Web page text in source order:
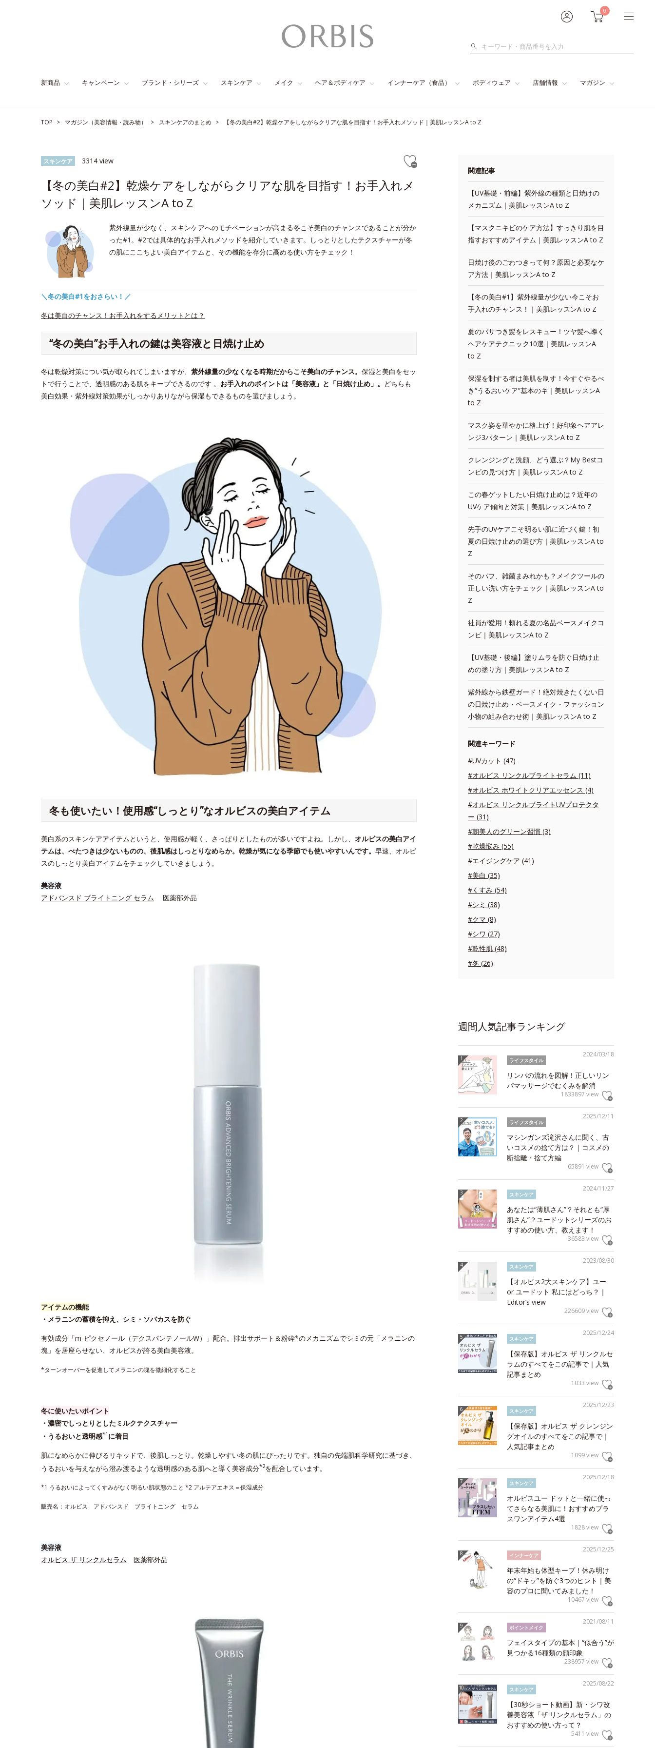
0
検
新商品 キャンペーン ブランド・シリーズ スキンケア メイク ヘア＆ボディケア インナーケア（食品） ボディウェア 店舗情報 マガジン
TOP マガジン（美容情報・読み物） スキンケアのまとめ 【冬の美白#2】乾燥ケアをしながらクリアな肌を目指す！お手入れメソッド｜美肌レッスンA to Z
スキンケア 3314 view
【冬の美白#2】乾燥ケアをしながらクリアな肌を目指す！お手入れメ
ソッド｜美肌レッスンA to Z
紫外線量が少なく、スキンケアへのモチベーションが高まる冬こそ美白のチャンスであることが分か
った#1。#2では具体的なお手入れメソッドを紹介していきます。しっとりとしたテクスチャーが冬
の肌にここちよい美白アイテムと、その機能を存分に高める使い方をチェック！
＼冬の美白#1をおさらい！／
冬は美白のチャンス！お手入れをするメリットとは？
“冬の美白”お手入れの鍵は美容液と日焼け止め
冬は乾燥対策につい気が取られてしまいますが、 紫外線量の少なくなる時期だからこそ美白のチャンス。 保湿と美白をセッ
トで行うことで、透明感のある肌をキープできるのです 。 お手入れのポイントは「美容液」と「日焼け止め」。 どちらも
美白効果・紫外線対策効果がしっかりありながら保湿もできるものを選びましょう。
冬も使いたい！使用感“しっとり”なオルビスの美白アイテム
美白系のスキンケアアイテムというと、使用感が軽く、さっぱりとしたものが多いですよね。しかし、 オルビスの美白アイ
テムは、べたつきは少ないものの、後肌感はしっとりなめらか。乾燥が気になる季節でも使いやすいんです。 早速、オルビ
スのしっとり美白アイテムをチェックしていきましょう。
美容液
アドバンスド ブライトニング セラム 医薬部外品
アイテムの機能
・メラニンの蓄積を抑え、シミ・ソバカスを防ぐ
有効成分「m-ピクセノール （デクスパンテノールW）
」配合。排出サポート＆粉砕*のメカニズムでシミの元「メラニンの
塊」を居座らせない、オルビスが誇る美白美容液。
*ターンオーバーを促進してメラニンの塊を微細化すること
冬に使いたいポイント
・濃密でしっとりとしたミルクテクスチャー
・うるおいと透明感*1 に着目
肌になめらかに伸びるリキッドで、後肌しっとり。乾燥しやすい冬の肌にぴったりです。独自の先端肌科学研究に基づき、
うるおいを与えながら澄み渡るような透明感のある肌へと導く美容成分*2を配合しています。
*1 うるおいによってくすみがなく明るい肌状態のこと *2 アルテアエキス＝保湿成分
販売名：オルビス アドバンスド ブライトニング セラム
美容液
オルビス ザ リンクルセラム 医薬部外品
関連記事
【UV基礎・前編】紫外線の種類と日焼けの
メカニズム｜美肌レッスンA to Z
【マスクニキビのケア方法】すっきり肌を目
指すおすすめアイテム｜美肌レッスンA to Z
日焼け後のごわつきって何？原因と必要なケ
ア方法｜美肌レッスンA to Z
【冬の美白#1】紫外線量が少ない今こそお
手入れのチャンス！｜美肌レッスンA to Z
夏のパサつき髪をレスキュー！ツヤ髪へ導く
ヘアケアテクニック10選｜美肌レッスンA
to Z
保湿を制する者は美肌を制す！今すぐやるべ
き“うるおいケア”基本のキ｜美肌レッスンA
to Z
マスク姿を華やかに格上げ！好印象ヘアアレ
ンジ3パターン｜美肌レッスンA to Z
クレンジングと洗顔、どう選ぶ？My Bestコ
ンビの見つけ方｜美肌レッスンA to Z
この春ゲットしたい日焼け止めは？近年の
UVケア傾向と対策｜美肌レッスンA to Z
先手のUVケアこそ明るい肌に近づく鍵！初
夏の日焼け止めの選び方｜美肌レッスンA to
Z
そのパフ、雑菌まみれかも？メイクツールの
正しい洗い方をチェック｜美肌レッスンA to
Z
社員が愛用！頼れる夏の名品ベースメイクコ
ンビ｜美肌レッスンA to Z
【UV基礎・後編】塗りムラを防ぐ日焼け止
めの塗り方｜美肌レッスンA to Z
紫外線から鉄壁ガード！絶対焼きたくない日
の日焼け止め・ベースメイク・ファッション
小物の組み合わせ術｜美肌レッスンA to Z
関連キーワード
#UVカット (47)
#オルビス リンクルブライトセラム (11)
#オルビス ホワイトクリアエッセンス (4)
#オルビス リンクルブライトUVプロテクタ
ー (31)
#朝美人のグリーン習慣 (3)
#乾燥悩み (55)
#エイジングケア (41)
#美白 (35)
#くすみ (54)
#シミ (38)
#クマ (8)
#シワ (27)
#乾性肌 (48)
#冬 (26)
週間人気記事ランキング
2024/03/18
ライフスタイル
リンパの流れを図解！正しいリン
パマッサージでむくみを解消
1833897 view
2025/12/11
ライフスタイル
マシンガンズ滝沢さんに聞く、古
いコスメの捨て方は？｜コスメの
断捨離・捨て方編
65891 view
2024/11/27
スキンケア
あなたは“薄肌さん”？それとも“厚
肌さん”？ユードットシリーズのお
すすめの使い方、教えます！
36583 view
2023/08/30
スキンケア
【オルビス2大スキンケア】ユー
or ユードット 私にはどっち？｜
Editor’s view
226609 view
2025/12/24
スキンケア
【保存版】オルビス ザ リンクルセ
ラムのすべてをこの記事で｜人気
記事まとめ
1033 view
2025/12/23
スキンケア
【保存版】オルビス ザ クレンジン
グオイルのすべてをこの記事で｜
人気記事まとめ
1099 view
2025/12/18
スキンケア
オルビスユー ドットと一緒に使っ
てさらなる美肌に！おすすめプラ
スワンアイテム4選
1828 view
2025/12/25
インナーケア
年末年始も体型キープ！休み明け
の“ドキッ”を防ぐ3つのヒント｜美
容のプロに聞いてみました！
10467 view
2021/08/11
ポイントメイク
フェイスタイプの基本｜“似合う”が
見つかる16種類の顔印象
238957 view
2025/08/22
スキンケア
【30秒ショート動画】新・シワ改
善美容液「ザ リンクルセラム」の
おすすめの使い方って？
5411 view